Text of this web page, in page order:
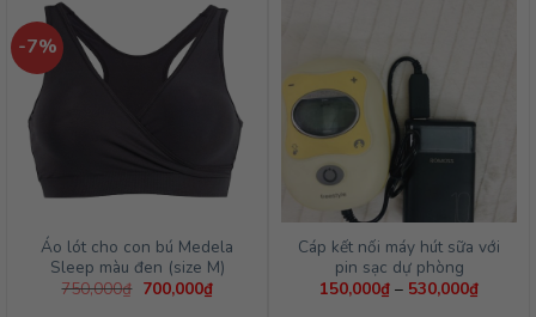
200,000₫.
-7%
Áo lót cho con bú Medela
Sleep màu đen (size M)
750,000₫ Giá
700,000₫Giá
hiện
Cáp kết nối máy hút sữa với
pin sạc dự phòng
150,000₫ – 530,000₫Khoảng